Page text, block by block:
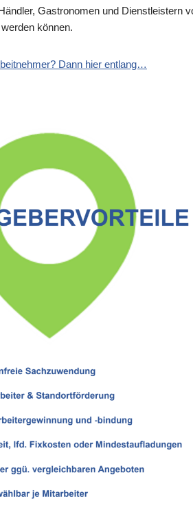
Gastronomen und Dienstleistern
können.
Dann hier entlang…